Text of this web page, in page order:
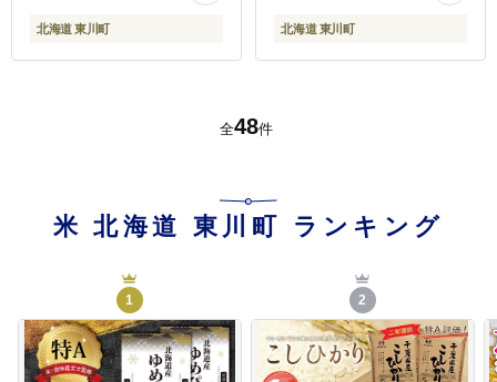
北海道 東川町 北海道 東川町
全48件
米 北海道 東川町 ランキング
1 2